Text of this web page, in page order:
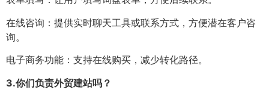
在线咨询：提供实时聊天工具或联系方式，方便潜在客户咨
询。
电子商务功能：支持在线购买，减少转化路径。
3.你们负责外贸建站吗？